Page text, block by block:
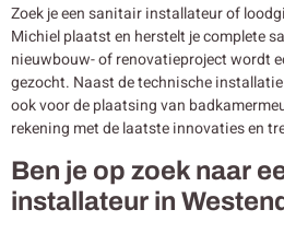
Zoek je een sanitair installateur of
Michiel plaatst en herstelt je complete
nieuwbouw- of renovatieproject wordt
gezocht. Naast de technische
ook voor de plaatsing van
rekening met de laatste innovaties en
Ben je op zoek naar
installateur in